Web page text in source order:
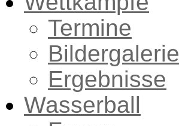
Termine
Bildergalerie
Ergebnisse
Wasserball